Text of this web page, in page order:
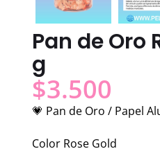
Pan de Oro
g
$3.500
💗 Pan de Oro / Papel
Color Rose Gold